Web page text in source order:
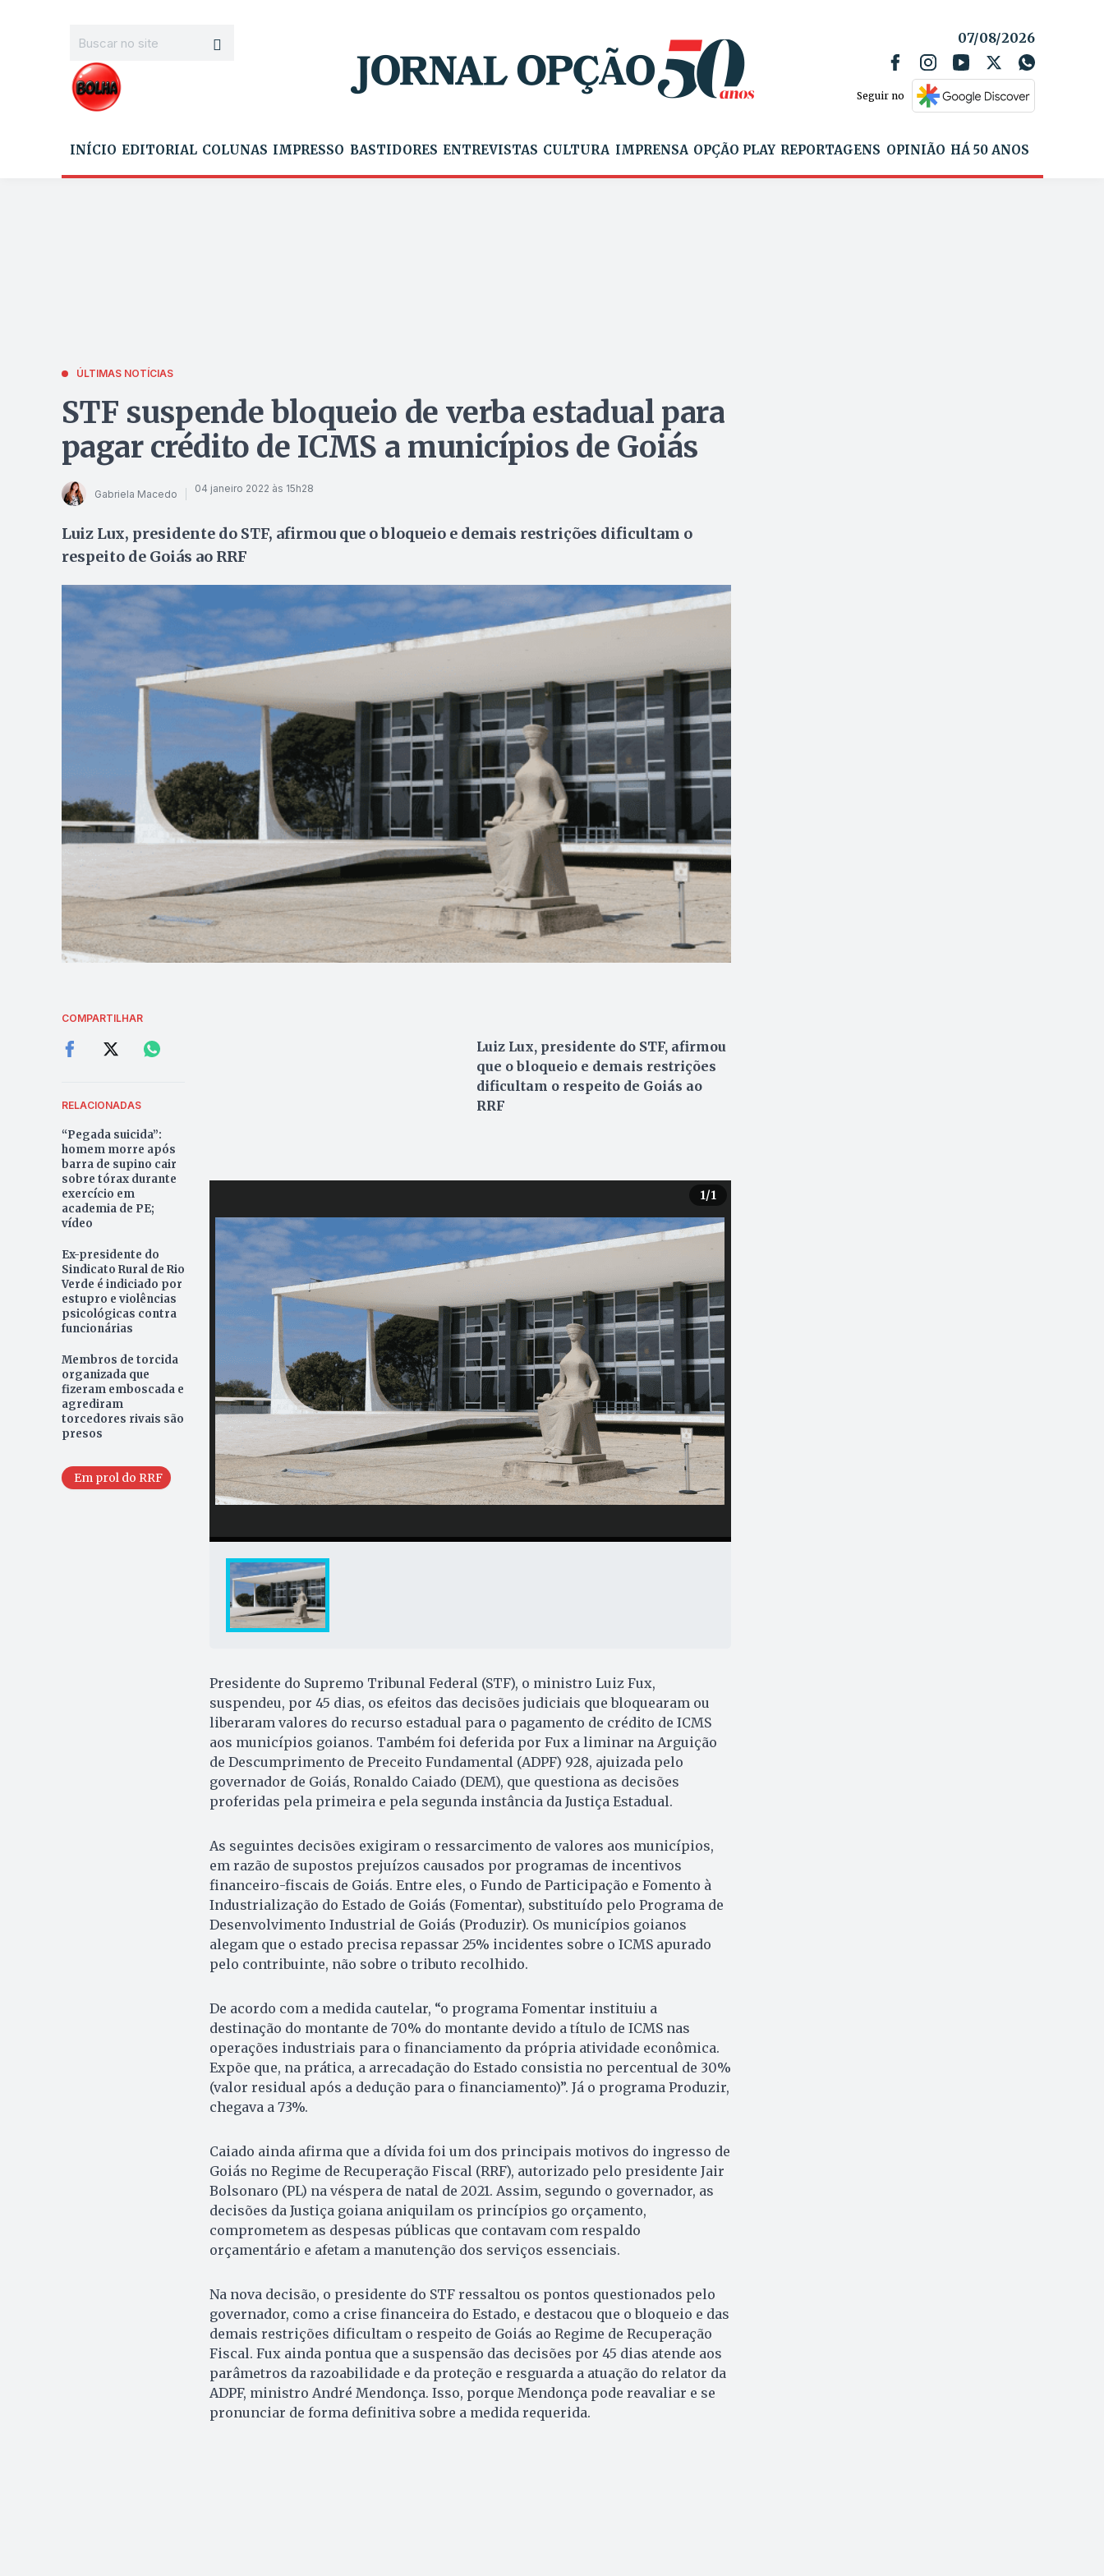
07/08/2026
Seguir no
INÍCIO EDITORIAL COLUNAS IMPRESSO BASTIDORES ENTREVISTAS CULTURA IMPRENSA OPÇÃO PLAY REPORTAGENS OPINIÃO HÁ 50 ANOS
ÚLTIMAS NOTÍCIAS
STF suspende bloqueio de verba estadual para
pagar crédito de ICMS a municípios de Goiás
Gabriela Macedo 04 janeiro 2022 às 15h28
Luiz Lux, presidente do STF, afirmou que o bloqueio e demais restrições dificultam o
respeito de Goiás ao RRF
COMPARTILHAR
RELACIONADAS
“Pegada suicida”:
homem morre após
barra de supino cair
sobre tórax durante
exercício em
academia de PE;
vídeo
Ex-presidente do
Sindicato Rural de Rio
Verde é indiciado por
estupro e violências
psicológicas contra
funcionárias
Membros de torcida
organizada que
fizeram emboscada e
agrediram
torcedores rivais são
presos
Em prol do RRF
Luiz Lux, presidente do STF, afirmou
que o bloqueio e demais restrições
dificultam o respeito de Goiás ao
RRF
1/1
Presidente do Supremo Tribunal Federal (STF), o ministro Luiz Fux,
suspendeu, por 45 dias, os efeitos das decisões judiciais que bloquearam ou
liberaram valores do recurso estadual para o pagamento de crédito de ICMS
aos municípios goianos. Também foi deferida por Fux a liminar na Arguição
de Descumprimento de Preceito Fundamental (ADPF) 928, ajuizada pelo
governador de Goiás, Ronaldo Caiado (DEM), que questiona as decisões
proferidas pela primeira e pela segunda instância da Justiça Estadual.
As seguintes decisões exigiram o ressarcimento de valores aos municípios,
em razão de supostos prejuízos causados por programas de incentivos
financeiro-fiscais de Goiás. Entre eles, o Fundo de Participação e Fomento à
Industrialização do Estado de Goiás (Fomentar), substituído pelo Programa de
Desenvolvimento Industrial de Goiás (Produzir). Os municípios goianos
alegam que o estado precisa repassar 25% incidentes sobre o ICMS apurado
pelo contribuinte, não sobre o tributo recolhido.
De acordo com a medida cautelar, “o programa Fomentar instituiu a
destinação do montante de 70% do montante devido a título de ICMS nas
operações industriais para o financiamento da própria atividade econômica.
Expõe que, na prática, a arrecadação do Estado consistia no percentual de 30%
(valor residual após a dedução para o financiamento)”. Já o programa Produzir,
chegava a 73%.
Caiado ainda afirma que a dívida foi um dos principais motivos do ingresso de
Goiás no Regime de Recuperação Fiscal (RRF), autorizado pelo presidente Jair
Bolsonaro (PL) na véspera de natal de 2021. Assim, segundo o governador, as
decisões da Justiça goiana aniquilam os princípios go orçamento,
comprometem as despesas públicas que contavam com respaldo
orçamentário e afetam a manutenção dos serviços essenciais.
Na nova decisão, o presidente do STF ressaltou os pontos questionados pelo
governador, como a crise financeira do Estado, e destacou que o bloqueio e das
demais restrições dificultam o respeito de Goiás ao Regime de Recuperação
Fiscal. Fux ainda pontua que a suspensão das decisões por 45 dias atende aos
parâmetros da razoabilidade e da proteção e resguarda a atuação do relator da
ADPF, ministro André Mendonça. Isso, porque Mendonça pode reavaliar e se
pronunciar de forma definitiva sobre a medida requerida.